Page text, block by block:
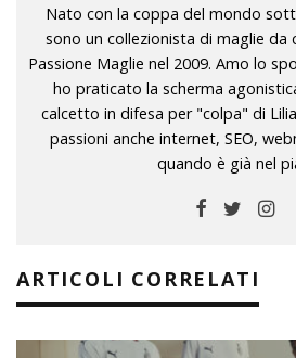
Nato con la coppa del mondo
sono un collezionista di maglie da
Passione Maglie nel 2009. Amo lo
ho praticato la scherma
calcetto in difesa per "colpa" di
passioni anche internet, SEO,
quando è già nel
ARTICOLI CORRELATI